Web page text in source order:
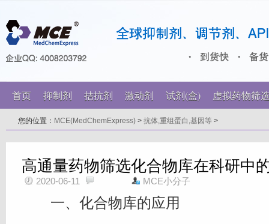
首页 抑制剂 拮抗剂 激动剂 试剂(盒) 虚拟药物筛
您的位置： MCE(MedChemExpress) > 抗体,重组蛋白,基因等 >
高通量药物筛选化合物库在科研中
2020-06-11 MCE小分子
一、化合物库的应用